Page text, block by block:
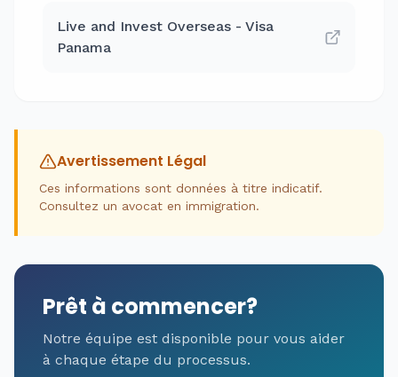
Live and Invest Overseas - Visa
Panama
Avertissement Légal
Ces informations sont données à titre indicatif.
Consultez un avocat en immigration.
Prêt à commencer?
Notre équipe est disponible pour vous aider
à chaque étape du processus.